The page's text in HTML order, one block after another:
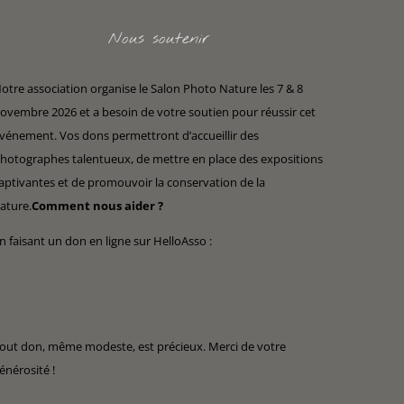
Nous soutenir
association organise le Salon Photo Nature les 7 & 8
2026 et a besoin de votre soutien pour réussir cet
Vos dons permettront d’accueillir des
talentueux, de mettre en place des expositions
et de promouvoir la conservation de la
Comment nous aider ?
faisant un don en ligne sur HelloAsso :
don, même modeste, est précieux. Merci de votre
!